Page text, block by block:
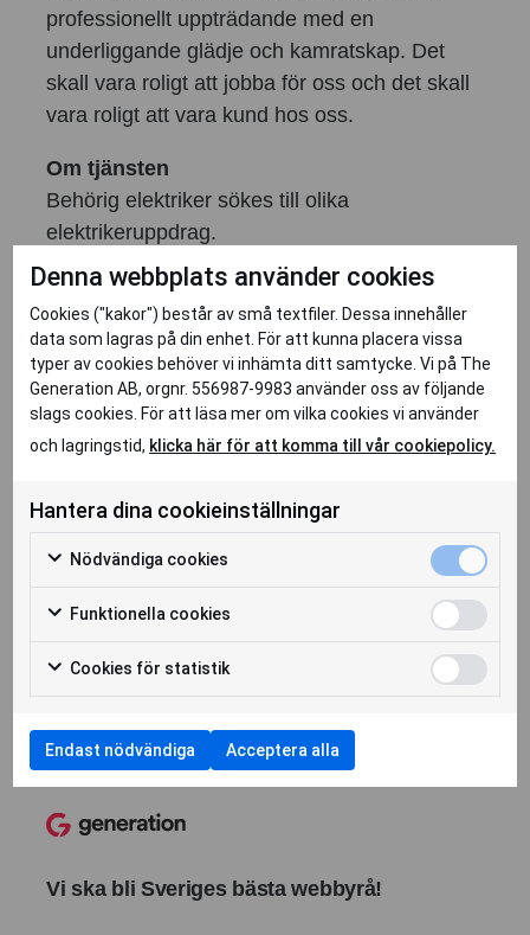
professionellt uppträdande med en
underliggande glädje och kamratskap. Det
skall vara roligt att jobba för oss och det skall
vara roligt att vara kund hos oss.
Om tjänsten
Behörig elektriker sökes till olika
elektrikeruppdrag.
Dina arbetsuppgifter
Sätta upp och koppla in en laddbox utanpå
garaget sam ett tre fas uttag i garaget plus en
timer till badrumsfläkten
Kunden ville prata med elekrikern när han
ringer om inhandling
Vem är du?
Du en är veteran med stort engagemang för
ditt arbete och har el-behörighet.
Ansökan
Välkommen in med din ansökan!
Vi ska bli Sveriges bästa webbyrå!
Denna webbplats använder cookies
Cookies ("kakor") består av små textfiler. Dessa innehåller
data som lagras på din enhet. För att kunna placera vissa
typer av cookies behöver vi inhämta ditt samtycke. Vi på The
Generation AB, orgnr. 556987-9983 använder oss av följande
slags cookies. För att läsa mer om vilka cookies vi använder
och lagringstid, klicka här för att komma till vår cookiepolicy.
Hantera dina cookieinställningar
Nödvändiga cookies
Funktionella cookies
Cookies för statistik
Endast nödvändiga Acceptera alla